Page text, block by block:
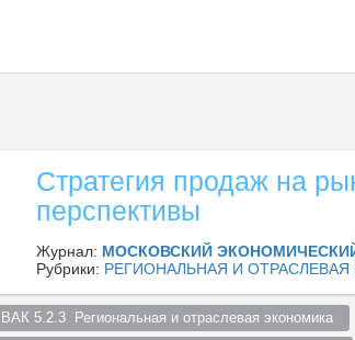
Стратегия продаж на
перспективы
Журнал: МОСКОВСКИЙ
Рубрики: РЕГИОНАЛЬНАЯ И
ВАК 5.2.3  Региональная и отраслевая экономика